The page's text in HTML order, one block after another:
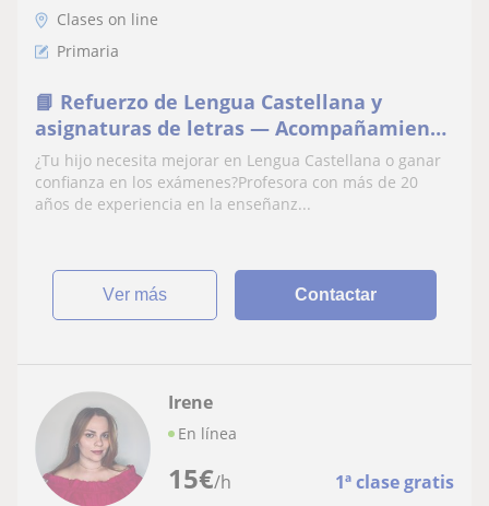
Clases on line
Primaria
📘 Refuerzo de Lengua Castellana y
asignaturas de letras — Acompañamiento
Escolar Personalizado (Primaria)
¿Tu hijo necesita mejorar en Lengua Castellana o ganar
confianza en los exámenes?Profesora con más de 20
años de experiencia en la enseñanz...
ver más Contactar
15€/h 1ª clase gratis
Irene
En línea